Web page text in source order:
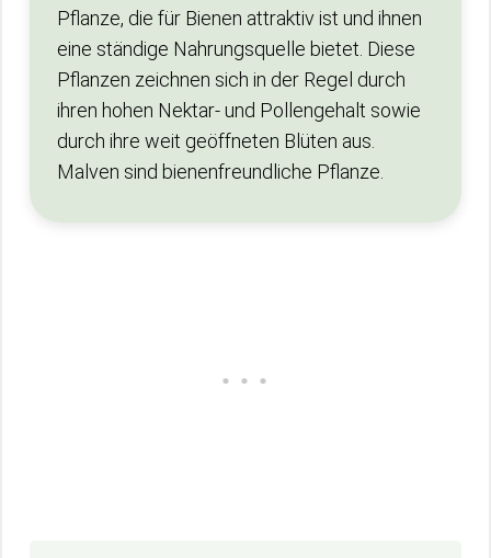
Pflanze, die für Bienen attraktiv ist und ihnen
eine ständige Nahrungsquelle bietet. Diese
Pflanzen zeichnen sich in der Regel durch
ihren hohen Nektar- und Pollengehalt sowie
durch ihre weit geöffneten Blüten aus.
Malven sind bienenfreundliche Pflanze.